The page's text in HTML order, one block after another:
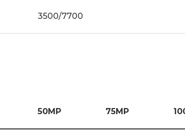
3500/7700
50MP 75MP